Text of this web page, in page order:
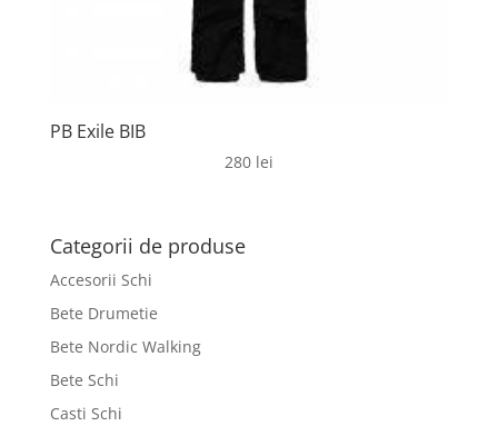
PB Exile BIB
280 lei
Categorii de produse
Accesorii Schi
Bete Drumetie
Bete Nordic Walking
Bete Schi
Casti Schi